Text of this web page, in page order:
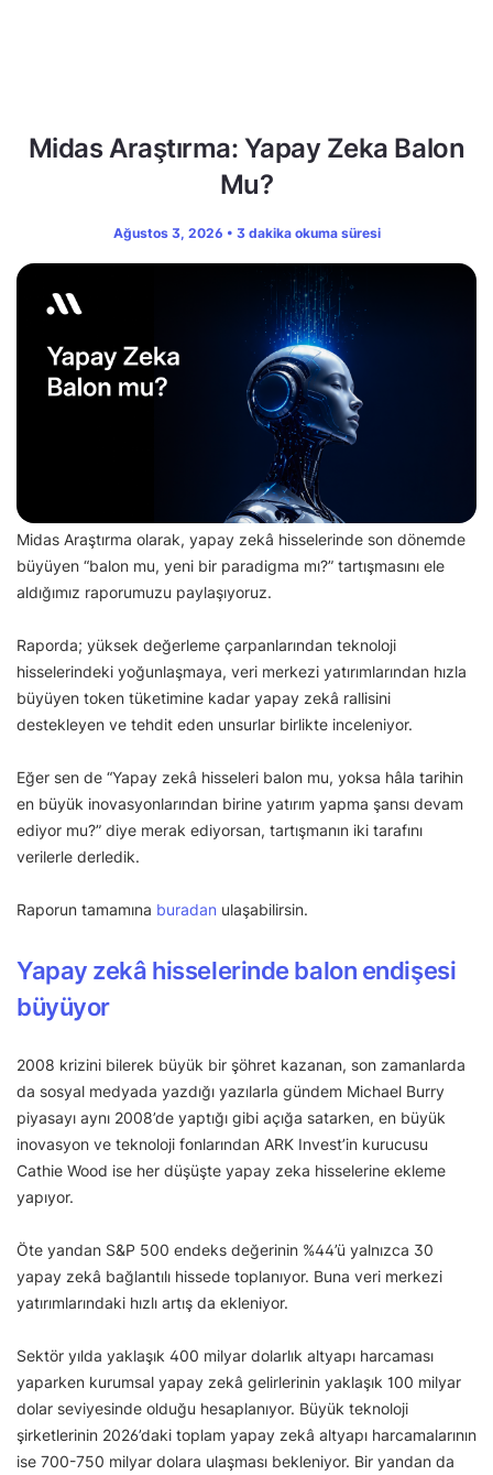
Midas Araştırma: Yapay Zeka Balon
Mu?
Ağustos 3, 2026 • 3 dakika okuma süresi
Midas Araştırma olarak, yapay zekâ hisselerinde son dönemde
büyüyen “balon mu, yeni bir paradigma mı?” tartışmasını ele
aldığımız raporumuzu paylaşıyoruz.
Raporda; yüksek değerleme çarpanlarından teknoloji
hisselerindeki yoğunlaşmaya, veri merkezi yatırımlarından hızla
büyüyen token tüketimine kadar yapay zekâ rallisini
destekleyen ve tehdit eden unsurlar birlikte inceleniyor.
Eğer sen de “Yapay zekâ hisseleri balon mu, yoksa hâla tarihin
en büyük inovasyonlarından birine yatırım yapma şansı devam
ediyor mu?” diye merak ediyorsan, tartışmanın iki tarafını
verilerle derledik.
Raporun tamamına buradan ulaşabilirsin.
Yapay zekâ hisselerinde balon endişesi
büyüyor
2008 krizini bilerek büyük bir şöhret kazanan, son zamanlarda
da sosyal medyada yazdığı yazılarla gündem Michael Burry
piyasayı aynı 2008’de yaptığı gibi açığa satarken, en büyük
inovasyon ve teknoloji fonlarından ARK Invest’in kurucusu
Cathie Wood ise her düşüşte yapay zeka hisselerine ekleme
yapıyor.
Öte yandan S&P 500 endeks değerinin %44’ü yalnızca 30
yapay zekâ bağlantılı hissede toplanıyor. Buna veri merkezi
yatırımlarındaki hızlı artış da ekleniyor.
Sektör yılda yaklaşık 400 milyar dolarlık altyapı harcaması
yaparken kurumsal yapay zekâ gelirlerinin yaklaşık 100 milyar
dolar seviyesinde olduğu hesaplanıyor. Büyük teknoloji
şirketlerinin 2026’daki toplam yapay zekâ altyapı harcamalarının
ise 700-750 milyar dolara ulaşması bekleniyor. Bir yandan da